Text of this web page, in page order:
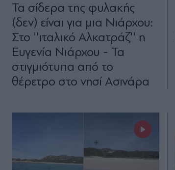
Τα σίδερα της φυλακής
(δεν) είναι για μια Νιάρχου:
Στο ''ιταλικό Αλκατράζ'' η
Ευγενία Νιάρχου - Τα
στιγμιότυπα από το
θέρετρο στο νησί Ασινάρα